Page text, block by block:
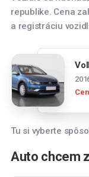
republike. Cena
a registráciu
Tu si vyberte
Auto chcem
Spočítajte
Vyberte
Banská
Bystrica
Bratislava
Tesco